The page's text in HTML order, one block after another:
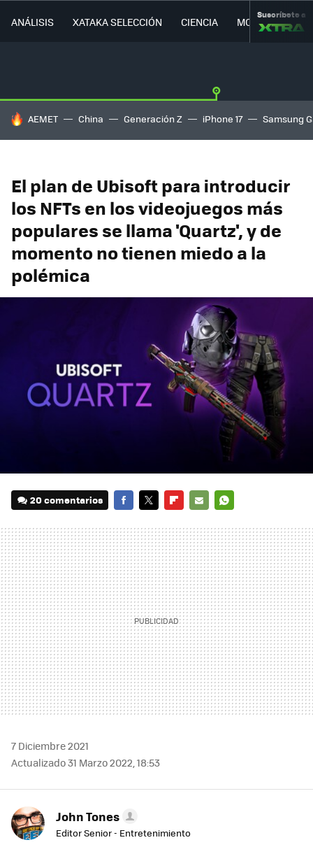
ANÁLISIS XATAKA SELECCIÓN CIENCIA MOVILIDAD
Suscríbete a
HOY SE HABLA DE
AEMET China Generación Z iPhone 17 Samsung
El plan de Ubisoft para introducir
los NFTs en los videojuegos más
populares se llama 'Quartz', y de
momento no tienen miedo a la
polémica
20 comentarios
MAIL
7 Diciembre 2021
Actualizado 31 Marzo 2022, 18:53
John Tones
Editor Senior - Entretenimiento